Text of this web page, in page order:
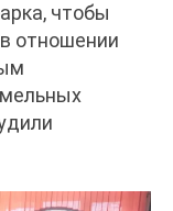
чтобы
отношении